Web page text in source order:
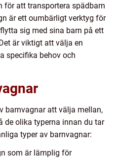
för att transportera spädbarn
är ett oumbärligt verktyg för
sig med sina barn på ett
är viktigt att välja en
specifika behov och
barnvagnar att välja mellan,
de olika typerna innan du tar
typer av barnvagnar:
som är lämplig för